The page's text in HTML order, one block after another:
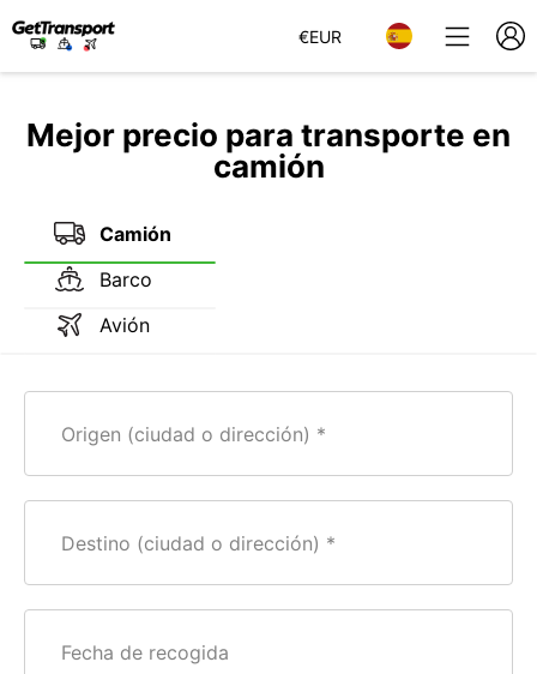
€EUR
Mejor precio para transporte en
camión
Camión
Barco
Avión
Origen (ciudad o dirección)
Destino (ciudad o dirección)
Fecha de recogida